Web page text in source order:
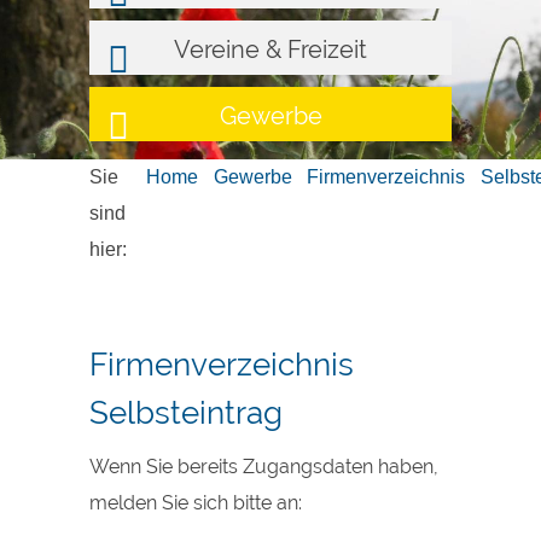
Vereine & Freizeit
Gewerbe
Sie
sind
hier:
Home Gewerbe Firmenverzeichnis
Firmenverzeichnis
Selbsteintrag
Wenn Sie bereits Zugangsdaten haben,
melden Sie sich bitte an: